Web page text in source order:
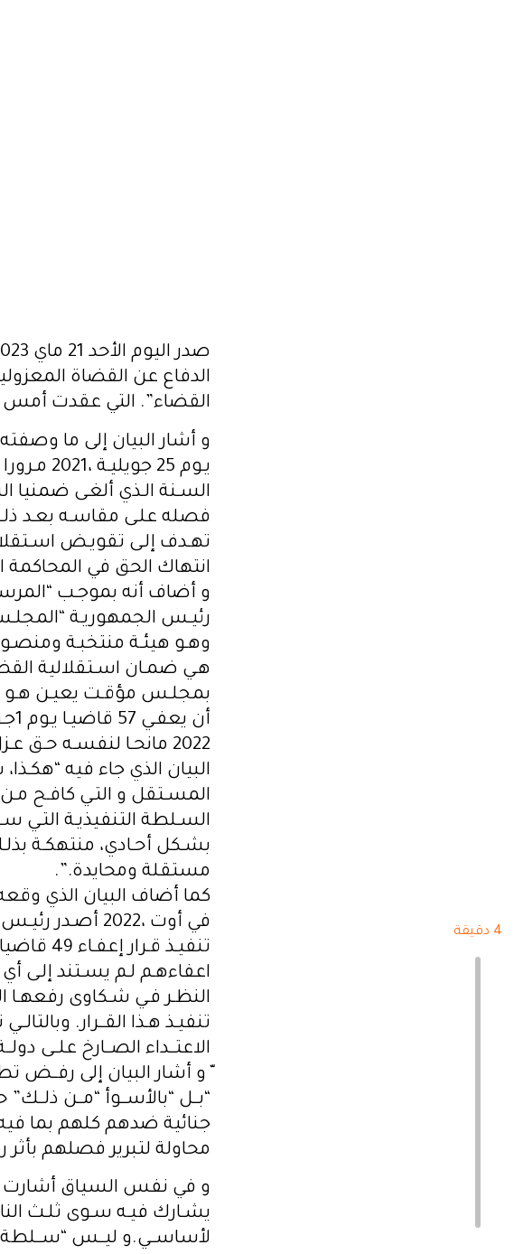
4 دقيقة
الدفاع عن القضاة
القضاء”. التي عقدت أمس 20 ماي 2023 بالعاصمة .
و أشار البيان إلى ما
السـنة الـذي ألغـى ضمنيا
فصله علـى مقاسـه بعـد
تهـدف إلـى تقويـض
انتهاك الحق في
رئيـس الجمهوريـة
هـي ضمـان اسـتقلالية
بمجلـس مؤقـت يعيـن هـو
أن يعفـي 57 قاضيـا يـوم 1جـوان
البيان الذي جاء فيه
المسـتقل و التـي كافـح
السـلطة التنفيذيـة التـي
بشـكل أحـادي، منتهكـة
مستقلة ومحايدة.”.
كما أضاف البيان الذي
في أوت ،2022
تنفيـذ
اعفاءهـم لـم يسـتند إلـى
النظـر فـي شـكاوى رفعهـا
تنفيـذ هـذا القــرار.
الاعتــداء الصــارخ علــى
و أشار البيان إلى رفــض
“بــل “بالأســوأ “مــن
جنائية ضدهم كلهم بما
محاولة لتبرير فصلهم بأثر
و في نفس السياق أشارت
يشـارك فيـه سـوى ثلـث
لأساســي.و ليــس “ســلطة”